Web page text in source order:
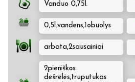
Vanduo 0,75l.
0,5l.vandens,1obuolys
arbata,2sausainiai
2pieniškos
dešrelės,truputukas